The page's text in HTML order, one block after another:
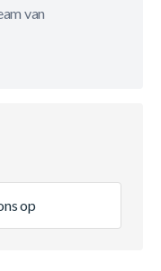
van
op